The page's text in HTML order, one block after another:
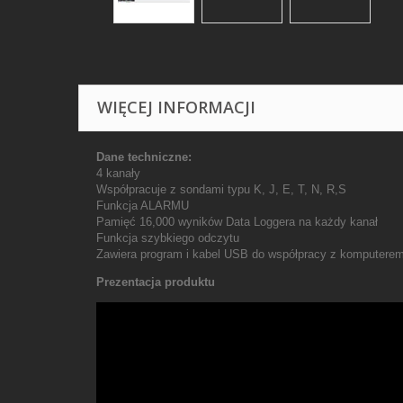
WIĘCEJ INFORMACJI
Dane techniczne:
4 kanały
Współpracuje z sondami typu K, J, E, T, N, R,S
Funkcja ALARMU
Pamięć 16,000 wyników Data Loggera na każdy kanał
Funkcja szybkiego odczytu
Zawiera program i kabel USB do współpracy z
Prezentacja produktu